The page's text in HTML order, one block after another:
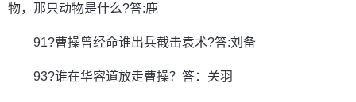
物，那只动物是什么?答:鹿
91?曹操曾经命谁出兵截击袁术?答:刘备
93?谁在华容道放走曹操？答：关羽